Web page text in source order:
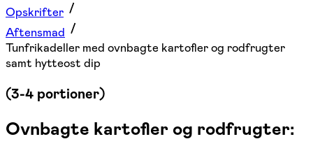
Opskrifter
Aftensmad
Tunfrikadeller med ovnbagte kartofler og rodfrugter
samt hytteost dip
(3-4 portioner)
Ovnbagte kartofler og rodfrugter: